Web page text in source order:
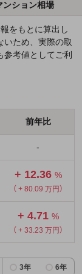
ンション相場
をもとに算出し
いため、実際の取
考値としてご利
前年比
-
+ 12.36 %
（ + 80.09 万円）
+ 4.71 %
（ + 33.23 万円）
3年 6年